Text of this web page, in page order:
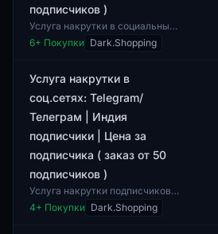
подписчиков )
Услуга накрутки в социальных
сетях, предлагающая
возможность приобретения
Telegram. Данная услу...
6+ Покупки Dark.Shopping
Услуга накрутки в
соц.сетях: Telegram/
Телеграм | Индия
подписчики | Цена за
подписчика ( заказ от 50
подписчиков )
Услуга накрутки подписчиков в
социальных сетях для
платформы Telegram.
4+ Покупки Dark.Shopping